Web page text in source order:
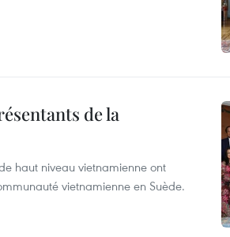
de la
haut niveau vietnamienne ont
vietnamienne en Suède.